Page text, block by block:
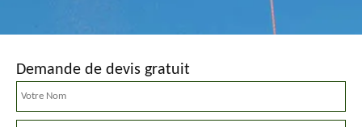
Demande de devis gratuit